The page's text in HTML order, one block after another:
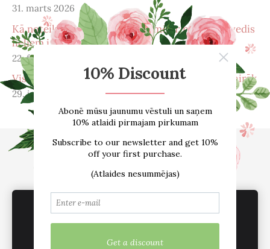
31. marts 2026
Kā noteikt pareizu krūštura izmēru: pilnīgs ceļvedis
lieliem izmēriem
22. febr. 2026
Viss, ko vēlējies zināt par menopauzi – un pat vairāk
29. janv. 2026
E-VEIKALS
Par mums
Atsauksmes
Blogs
Izmēru tabula
Kontakti
Piegāde
Noteikumi